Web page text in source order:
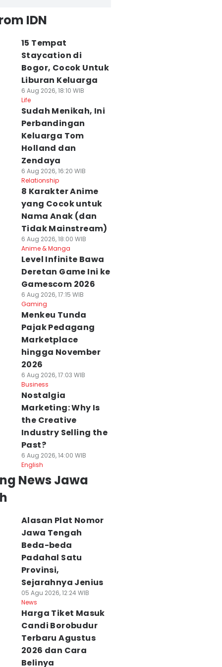
IDN
15 Tempat
Staycation di
Bogor, Cocok Untuk
Liburan Keluarga
6 Aug 2026, 18:10 WIB
Life
Sudah Menikah, Ini
Perbandingan
Keluarga Tom
Holland dan
Zendaya
6 Aug 2026, 16:20 WIB
Relationship
8 Karakter Anime
yang Cocok untuk
Nama Anak (dan
Tidak Mainstream)
6 Aug 2026, 18:00 WIB
Anime & Manga
Level Infinite Bawa
Deretan Game Ini ke
Gamescom 2026
6 Aug 2026, 17:15 WIB
Gaming
Menkeu Tunda
Pajak Pedagang
Marketplace
hingga November
2026
6 Aug 2026, 17:03 WIB
Business
Nostalgia
Marketing: Why Is
the Creative
Industry Selling the
Past?
6 Aug 2026, 14:00 WIB
English
News Jawa
Alasan Plat Nomor
Jawa Tengah
Beda-beda
Padahal Satu
Provinsi,
Sejarahnya Jenius
05 Agu 2026, 12:24 WIB
News
Harga Tiket Masuk
Candi Borobudur
Terbaru Agustus
2026 dan Cara
Belinya